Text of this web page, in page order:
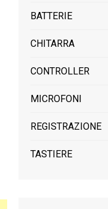
BATTERIE
CHITARRA
CONTROLLER
MICROFONI
REGISTRAZIONE
TASTIERE